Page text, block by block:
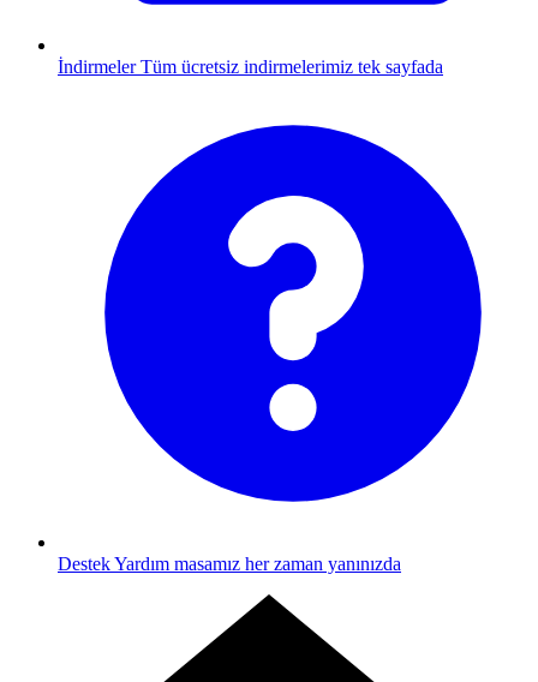
İndirmeler Tüm ücretsiz indirmelerimiz tek sayfada
DestekYardım masamız her zaman yanınızda